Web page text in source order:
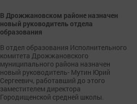
В Дрожжановском районе назначен
новый руководитель отдела
образования
В отдел образования Исполнительного
комитета Дрожжановского
муниципального района назначен
новый руководитель- Мутин Юрий
Сергеевич, работавший до этого
заместителем директора
Городищенской средней школы.